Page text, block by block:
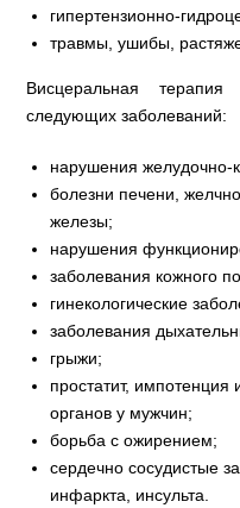
гипертензионно-
травмы, ушибы,
Висцеральная терапия
следующих заболеваний:
нарушения желудочно-
болезни печени,
железы;
нарушения
заболевания кожного
гинекологические
заболевания
грыжи;
простатит, импотенция
органов у мужчин;
борьба с ожирением;
сердечно сосудистые
инфаркта, инсульта.